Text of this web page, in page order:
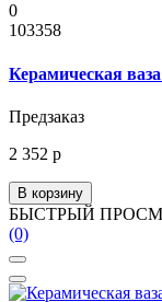
0
103358
Керамическая
Предзаказ
2 352 р
В корзину
БЫСТРЫЙ
(0)